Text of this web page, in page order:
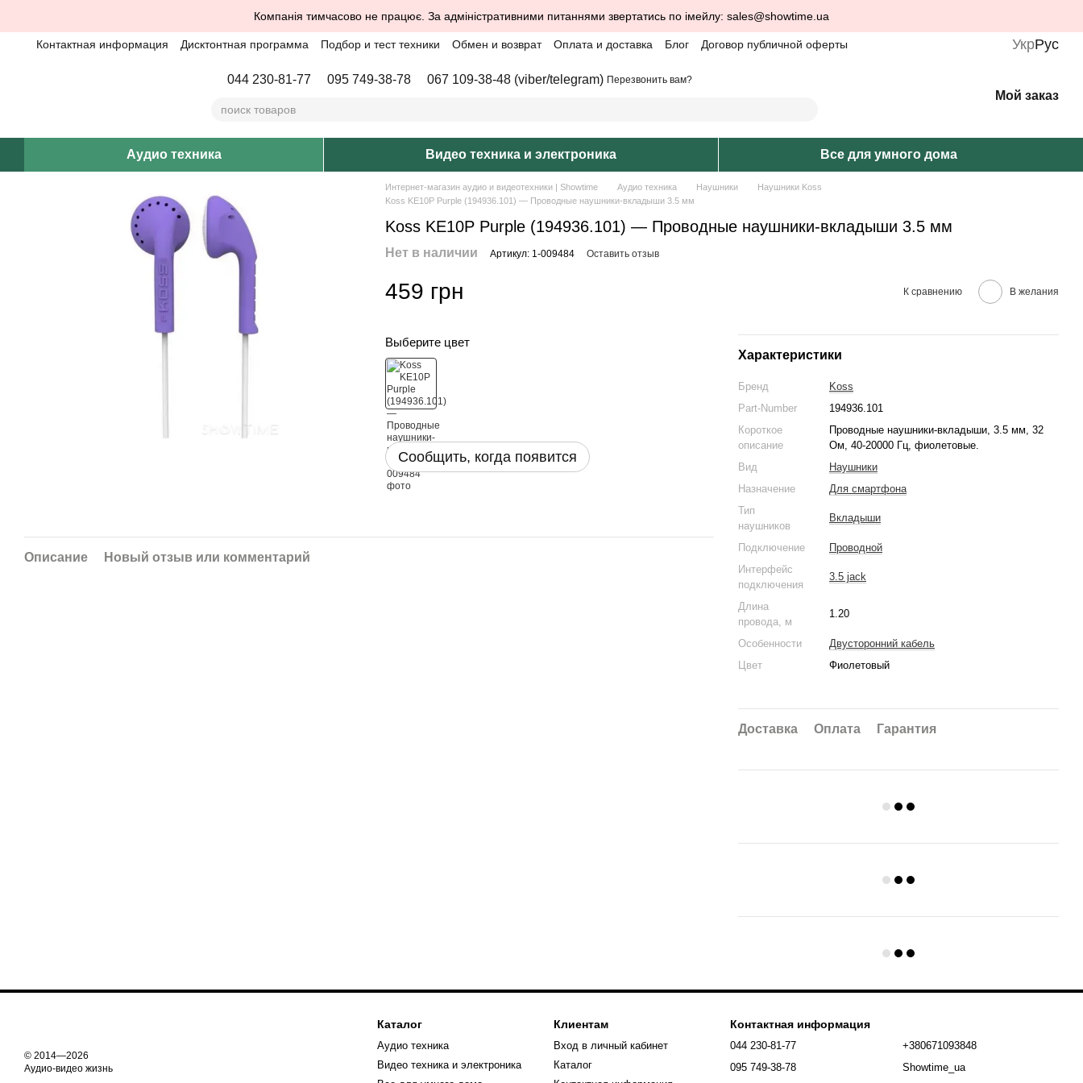
Компанія тимчасово не працює. За адміністративними питаннями звертатись по імейлу: sales@showtime.ua
Контактная информация Дисктонтная программа Подбор и тест техники Обмен и возврат Оплата и доставка Блог Договор публичной оферты УкрРус
044 230-81-77 095 749-38-78 067 109-38-48 (viber/telegram) Перезвонить вам?
Мой заказ
Аудио техника Видео техника и электроника Все для умного дома
Интернет-магазин аудио и видеотехники | Showtime Аудио техника Наушники
Наушники Koss
Koss KE10P Purple (194936.101) — Проводные наушники-вкладыши 3.5 мм
Koss KE10P Purple (194936.101) — Проводные наушники-вкладыши 3.5 мм
Нет в наличии Артикул: 1-009484 Оставить отзыв
459 грн К сравнению В желания
Выберите цвет
Сообщить, когда появится
Характеристики
Бренд
Koss
Part-Number
194936.101
Короткое
описание
Проводные наушники-вкладыши, 3.5 мм, 32
Ом, 40-20000 Гц, фиолетовые.
Вид
Наушники
Назначение
Для смартфона
Тип
наушников
Вкладыши
Подключение
Проводной
Интерфейс
подключения
3.5 jack
Длина
провода, м
1.20
Особенности
Двусторонний кабель
Цвет
Фиолетовый
Доставка Оплата Гарантия
Описание Новый отзыв или комментарий
© 2014—2026
Аудио-видео жизнь
Каталог
Аудио техника
Видео техника и электроника
Клиентам
Вход в личный кабинет
Каталог
Контактная информация
044 230-81-77
095 749-38-78
+380671093848
Showtime_ua